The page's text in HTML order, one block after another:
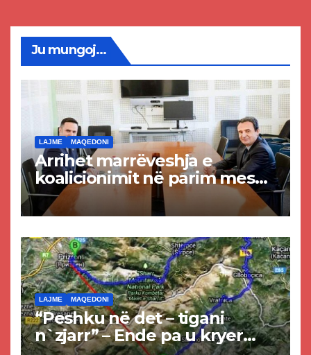
Ju mungoj...
LAJME MAQEDONI
Arrihet marrëveshja e
koalicionimit në parim mes
Kurtit dhe Abdixhikut
LAJME MAQEDONI
“Peshku në det – tigani
n`zjarr” – Ende pa u kryer